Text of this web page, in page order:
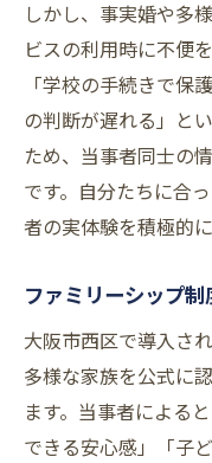
しかし、事実婚や多
ビスの利用時に不便
「学校の手続きで保
の判断が遅れる」と
ため、当事者同士の
です。自分たちに合
者の実体験を積極的
ファミリーシップ
大阪市西区で導入さ
多様な家族を公式に
ます。当事者による
できる安心感」「子